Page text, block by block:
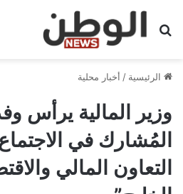
بحث عن
الرئيسية / أخبار محلية
وزير المالية يرأس
التعاون المالي